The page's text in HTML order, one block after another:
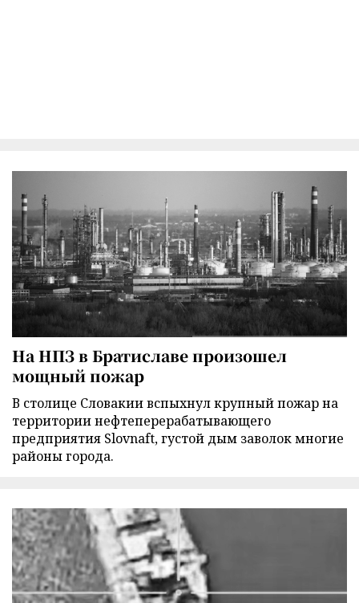
На НПЗ в Братиславе произошел
мощный пожар
В столице Словакии вспыхнул крупный пожар на
территории нефтеперерабатывающего
предприятия Slovnaft, густой дым заволок многие
районы города.